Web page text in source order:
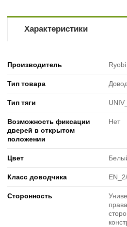
Характеристики
Производитель Ryobi
Тип товара
Тип тяги
Возможность фиксации
дверей в открытом
положении
Нет
Цвет
Класс доводчика
Cторонность